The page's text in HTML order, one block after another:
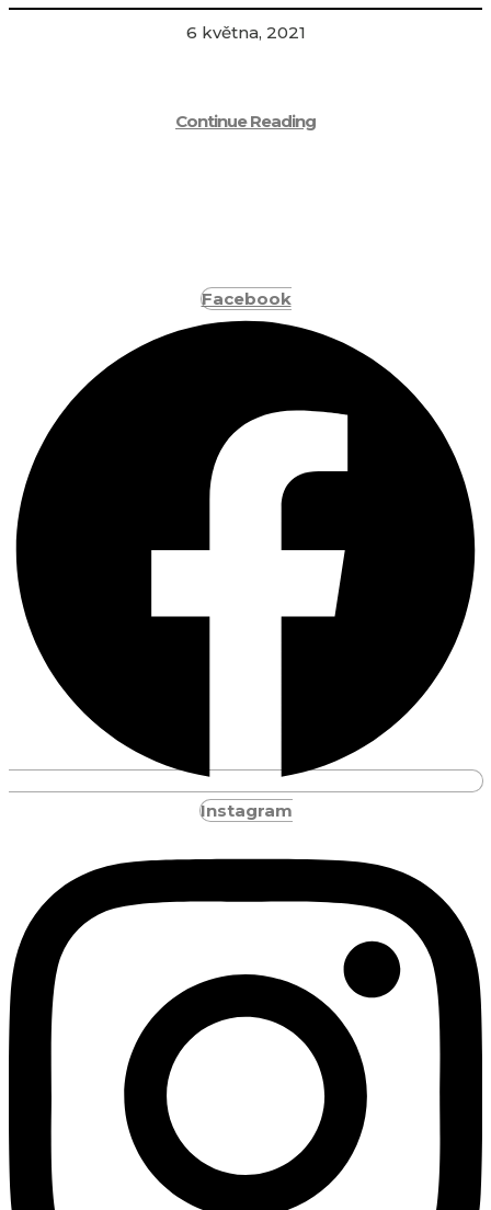
6 května, 2021
Continue Reading
Facebook
Instagram